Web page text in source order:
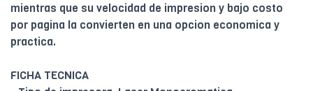
mientras que su velocidad de impresion y bajo costo
por pagina la convierten en una opcion economica y
practica.
FICHA TECNICA